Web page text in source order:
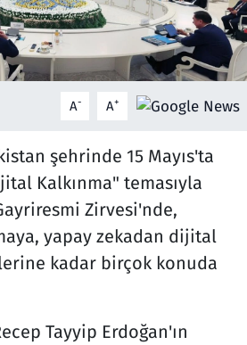
A- A+
şehrinde 15 Mayıs'ta
Kalkınma" temasıyla
Zirvesi'nde,
yapay zekadan dijital
kadar birçok konuda
Tayyip Erdoğan'ın